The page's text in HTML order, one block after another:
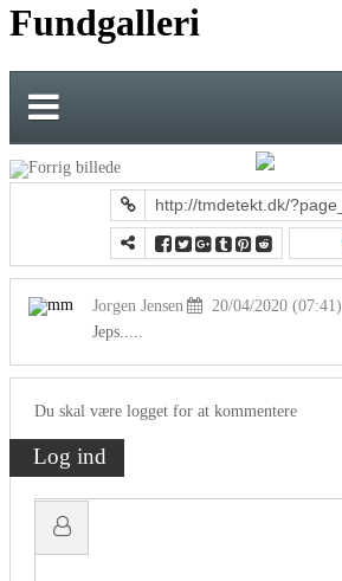
Fundgalleri
Jorgen Jensen
20/04/2020 (07:41)
Jeps.....
Du skal være logget for at kommentere
Log ind